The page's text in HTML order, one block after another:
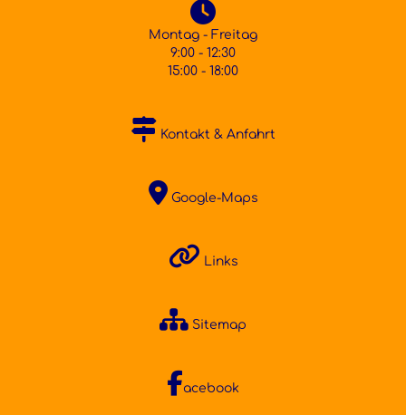
Montag - Freitag
9:00 - 12:30
15:00 - 18:00
Kontakt & Anfahrt
Google-Maps
Links
Sitemap
acebook